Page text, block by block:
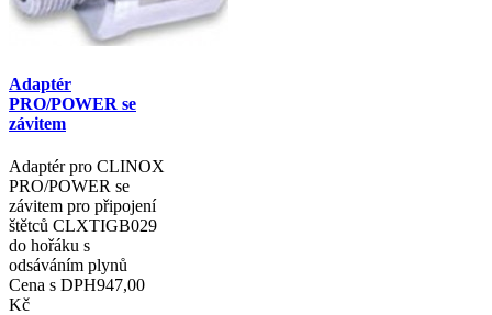
Adaptér
PRO/POWER se
závitem
Adaptér pro CLINOX
PRO/POWER se
závitem pro připojení
štětců CLXTIGB029
do hořáku s
odsáváním plynů
Cena s DPH947,00
Kč